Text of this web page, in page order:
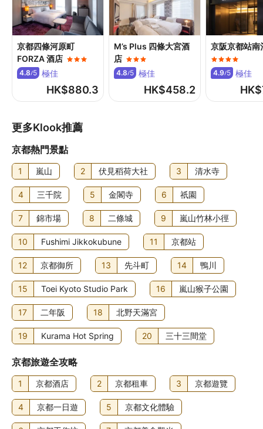
如有兒童同行或額外住客可能需支付額外費用，詳情請向酒
店查詢
寵物政策
不可攜帶寵物
其他費用
住宿可能尚有其他額外收費。上述收費及按金不包括稅項，
金額亦可能會有所變動。
食物及飲品
入住京都三條格拉斯麗酒店的旅客可到餐廳飽餐一頓，大快
朵頤。
京都四條河原町
FORZA 酒店
4.8/5 極佳
HK$880.3
M’s Plus 四條大宮酒
店
4.8/5 極佳
HK$458.2
京阪京都站南
4.9/5 極佳
HK$
更多Klook推薦
京都熱門景點
1 嵐山 2 伏見稻荷大社 3 清水寺
4 三千院 5 金閣寺 6 祇園
7 錦市場 8 二條城 9 嵐山竹林小徑
10 Fushimi Jikkokubune 11 京都站
12 京都御所 13 先斗町 14 鴨川
15 Toei Kyoto Studio Park 16 嵐山猴子公園
17 二年阪 18 北野天滿宮
19 Kurama Hot Spring 20 三十三間堂
京都旅遊全攻略
1 京都酒店 2 京都租車 3 京都遊覽
4 京都一日遊 5 京都文化體驗